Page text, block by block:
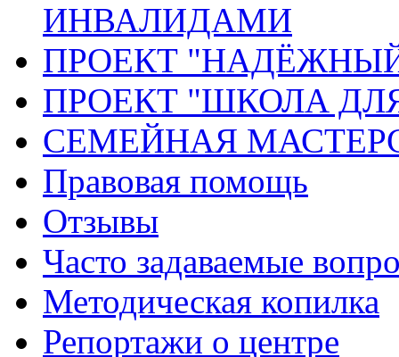
ИНВАЛИДАМИ
ПРОЕКТ
ПРОЕКТ "ШКОЛА
СЕМЕЙНАЯ
Правовая помощь
Отзывы
Часто задаваемые
Методическая копилка
Репортажи о центре